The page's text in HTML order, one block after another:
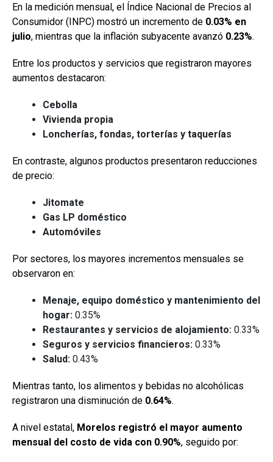
En la medición mensual, el Índice Nacional de Precios al
Consumidor (INPC) mostró un incremento de 0.03% en
julio, mientras que la inflación subyacente avanzó 0.23%.
Entre los productos y servicios que registraron mayores
aumentos destacaron:
Cebolla
Vivienda propia
Loncherías, fondas, torterías y taquerías
En contraste, algunos productos presentaron reducciones
de precio:
Jitomate
Gas LP doméstico
Automóviles
Por sectores, los mayores incrementos mensuales se
observaron en:
Menaje, equipo doméstico y mantenimiento del
hogar: 0.35%
Restaurantes y servicios de alojamiento: 0.33%
Seguros y servicios financieros: 0.33%
Salud: 0.43%
Mientras tanto, los alimentos y bebidas no alcohólicas
registraron una disminución de 0.64%.
A nivel estatal, Morelos registró el mayor aumento
mensual del costo de vida con 0.90%, seguido por: